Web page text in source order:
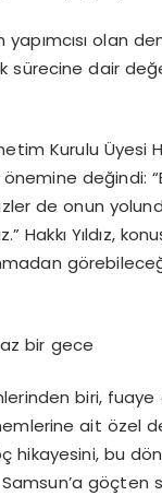
yapımcısı olan
sürecine dair
Kurulu Üyesi
önemine değindi: “
deonun
.”Hakkı Yıldız,
bir gece
biri, fuaye
ait özel
hikayesini, bu
Samsun’a göçten